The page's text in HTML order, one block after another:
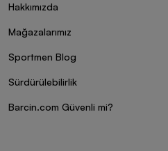
Hakkımızda
Mağazalarımız
Sportmen Blog
Sürdürülebilirlik
Barcin.com Güvenli mi?